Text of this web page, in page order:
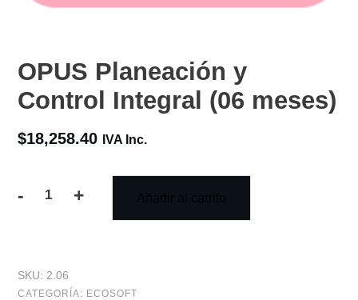
OPUS Planeación y
Control Integral (06 meses)
$18,258.40 IVA Inc.
-
Control
+
SKU: 2.06
CATEGORÍA: ECOSOFT